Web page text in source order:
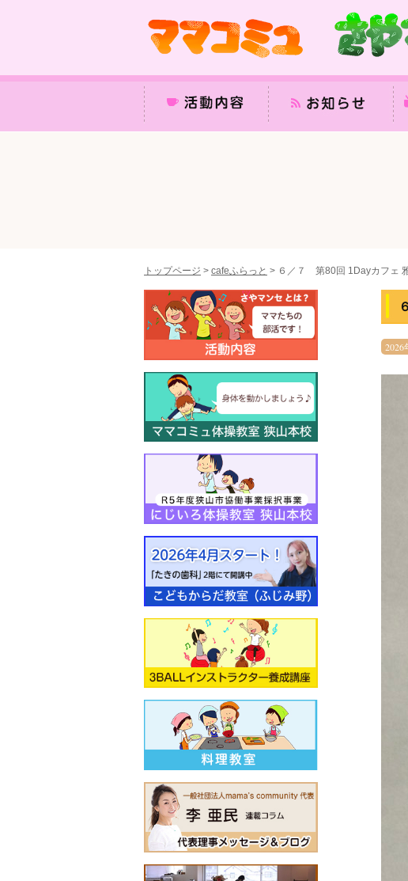
トップページ > cafeふらっと > ６／７ 第80回 1Dayカフェ
2026